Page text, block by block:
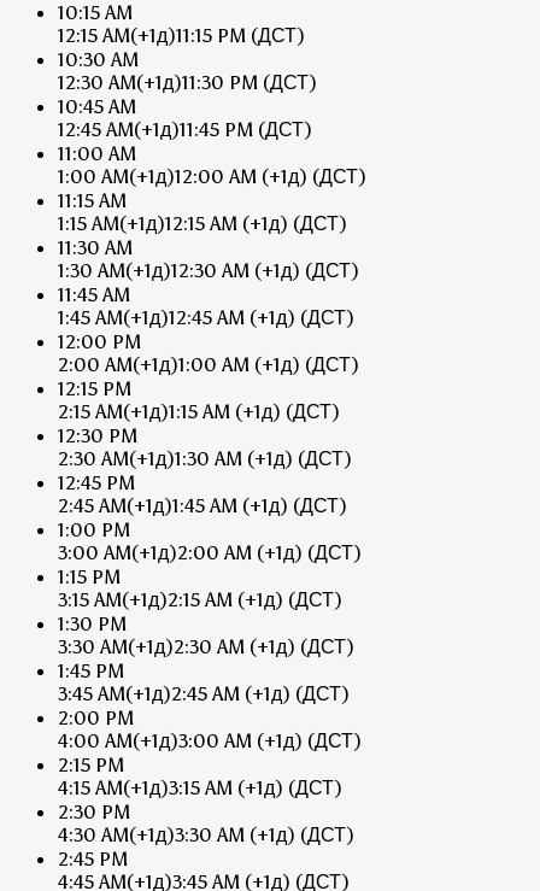
10:15 AM
12:15 AM(+1д)11:15 PM (ДСТ)
10:30 AM
12:30 AM(+1д)11:30 PM (ДСТ)
10:45 AM
12:45 AM(+1д)11:45 PM (ДСТ)
11:00 AM
1:00 AM(+1д)12:00 AM (+1д) (ДСТ)
11:15 AM
1:15 AM(+1д)12:15 AM (+1д) (ДСТ)
11:30 AM
1:30 AM(+1д)12:30 AM (+1д) (ДСТ)
11:45 AM
1:45 AM(+1д)12:45 AM (+1д) (ДСТ)
12:00 PM
2:00 AM(+1д)1:00 AM (+1д) (ДСТ)
12:15 PM
2:15 AM(+1д)1:15 AM (+1д) (ДСТ)
12:30 PM
2:30 AM(+1д)1:30 AM (+1д) (ДСТ)
12:45 PM
2:45 AM(+1д)1:45 AM (+1д) (ДСТ)
1:00 PM
3:00 AM(+1д)2:00 AM (+1д) (ДСТ)
1:15 PM
3:15 AM(+1д)2:15 AM (+1д) (ДСТ)
1:30 PM
3:30 AM(+1д)2:30 AM (+1д) (ДСТ)
1:45 PM
3:45 AM(+1д)2:45 AM (+1д) (ДСТ)
2:00 PM
4:00 AM(+1д)3:00 AM (+1д) (ДСТ)
2:15 PM
4:15 AM(+1д)3:15 AM (+1д) (ДСТ)
2:30 PM
4:30 AM(+1д)3:30 AM (+1д) (ДСТ)
2:45 PM
4:45 AM(+1д)3:45 AM (+1д) (ДСТ)